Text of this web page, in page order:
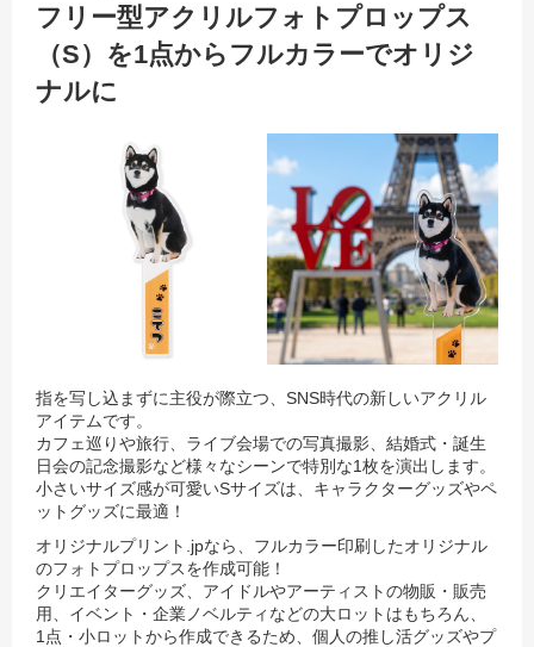
フリー型アクリルフォトプロップス
（S）を1点からフルカラーでオリジ
ナルに
指を写し込まずに主役が際立つ、SNS時代の新しいアクリル
アイテムです。
カフェ巡りや旅行、ライブ会場での写真撮影、結婚式・誕生
日会の記念撮影など様々なシーンで特別な1枚を演出します。
小さいサイズ感が可愛いSサイズは、キャラクターグッズやペ
ットグッズに最適！
オリジナルプリント.jpなら、フルカラー印刷したオリジナル
のフォトプロップスを作成可能！
クリエイターグッズ、アイドルやアーティストの物販・販売
用、イベント・企業ノベルティなどの大ロットはもちろん、
1点・小ロットから作成できるため、個人の推し活グッズやプ